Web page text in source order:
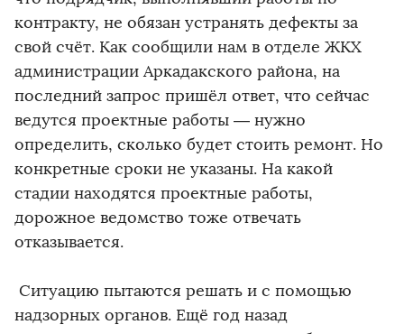
контракту, не обязан устранять дефекты за
свой счёт. Как сообщили нам в отделе ЖКХ
администрации Аркадакского района, на
последний запрос пришёл ответ, что сейчас
ведутся проектные работы — нужно
определить, сколько будет стоить ремонт. Но
конкретные сроки не указаны. На какой
стадии находятся проектные работы,
дорожное ведомство тоже отвечать
отказывается.
Ситуацию пытаются решать и с помощью
надзорных органов. Ещё год назад